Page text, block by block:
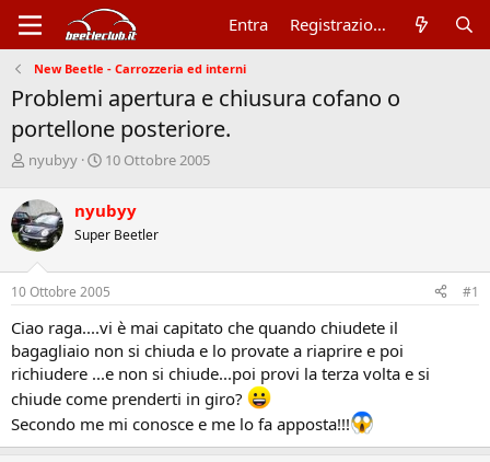
Entra Registrazione
New Beetle - Carrozzeria ed interni
Problemi apertura e chiusura cofano o
portellone posteriore.
A
t
o
r
e
d
i
c
u
s
s
o
n
nyubyy
D
a
d
i
n
z
i
o
10 Ottobre 2005
nyubyy
Super Beetler
10 Ottobre 2005 #1
Ciao raga....vi è mai capitato che quando chiudete il
bagagliaio non si chiuda e lo provate a riaprire e poi
richiudere ...e non si chiude...poi provi la terza volta e si
chiude come prenderti in giro?
Secondo me mi conosce e me lo fa apposta!!!